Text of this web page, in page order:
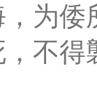
为倭
不得